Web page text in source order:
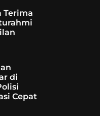
Terima
di
Cepat